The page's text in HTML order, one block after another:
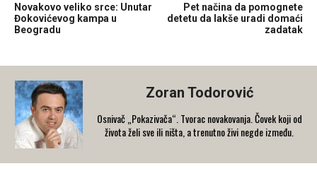
Novakovo veliko srce: Unutar
Đokovićevog kampa u
Beogradu
Pet načina da pomognete
detetu da lakše uradi domaći
zadatak
Zoran Todorović
Osnivač „Pokazivača“. Tvorac novakovanja. Čovek koji od
života želi sve ili ništa, a trenutno živi negde između.